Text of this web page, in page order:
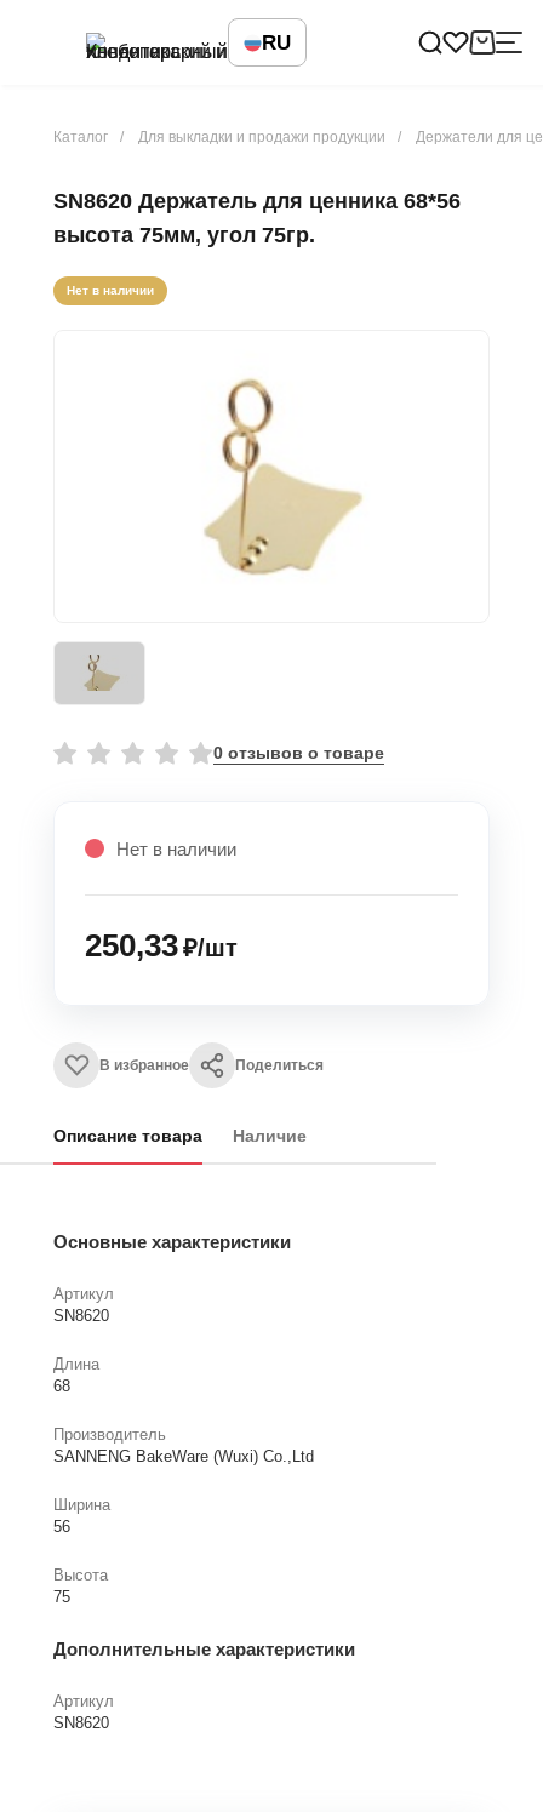
RU
Каталог Для выкладки и продажи продукции Держатели для
SN8620 Держатель для ценника 68*56
высота 75мм, угол 75гр.
Нет в наличии
0 отзывов о товаре
Нет в наличии
250,33₽/шт
В избранное Поделиться
Описание товара Наличие
Основные характеристики
Артикул
SN8620
Длина
68
Производитель
SANNENG BakeWare (Wuxi) Co.,Ltd
Ширина
56
Высота
75
Дополнительные характеристики
Артикул
SN8620